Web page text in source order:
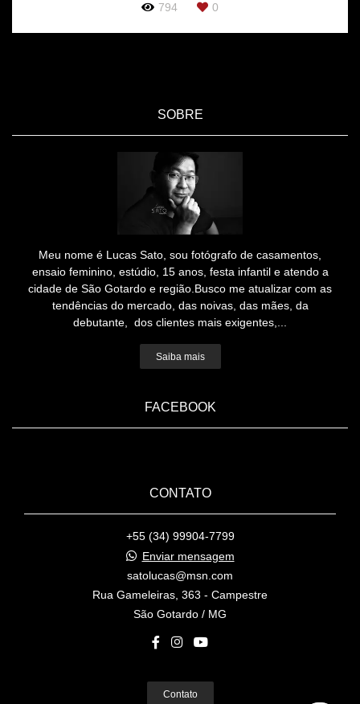
794 0
SOBRE
Meu nome é Lucas Sato, sou fotógrafo de casamentos,
ensaio feminino, estúdio, 15 anos, festa infantil e atendo a
cidade de São Gotardo e região.Busco me atualizar com as
tendências do mercado, das noivas, das mães, da
debutante, dos clientes mais exigentes,...
Saiba mais
FACEBOOK
CONTATO
+55 (34) 99904-7799
Enviar mensagem
satolucas@msn.com
Rua Gameleiras, 363 - Campestre
São Gotardo / MG
Contato